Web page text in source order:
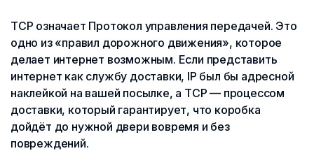
TCP означает Протокол управления передачей. Это
одно из «правил дорожного движения», которое
делает интернет возможным. Если представить
интернет как службу доставки, IP был бы адресной
наклейкой на вашей посылке, а TCP — процессом
доставки, который гарантирует, что коробка
дойдёт до нужной двери вовремя и без
повреждений.